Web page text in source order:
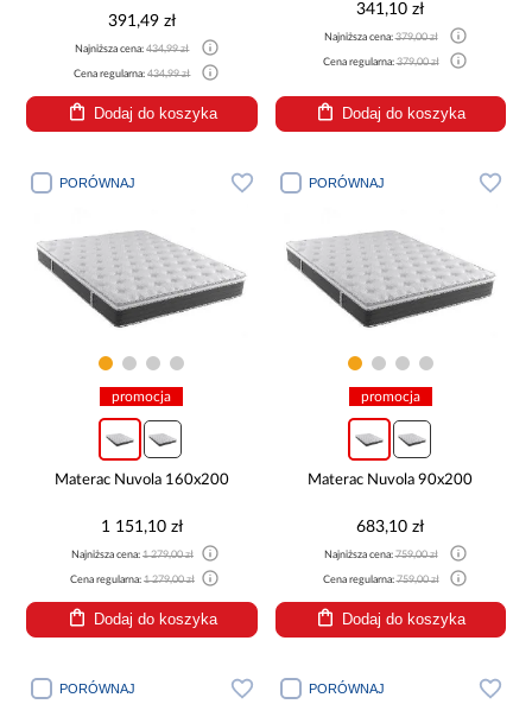
391,49 zł
Najniższa cena:434,99 zł
Cena regularna:434,99 zł
Dodaj do koszyka
341,10 zł
Najniższa cena:379,00 zł
Cena regularna:379,00 zł
Dodaj do koszyka
PORÓWNAJ
promocja
Materac Nuvola 160x200
1 151,10 zł
Najniższa cena: 1 279,00 zł
Cena regularna: 1 279,00 zł
Dodaj do koszyka
PORÓWNAJ
promocja
Materac Nuvola 90x200
683,10 zł
Najniższa cena:759,00 zł
Cena regularna:759,00 zł
Dodaj do koszyka
PORÓWNAJ PORÓWNAJ